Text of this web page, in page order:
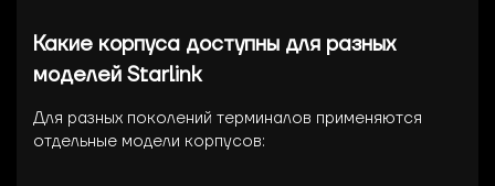
Какие корпуса доступны для разных
моделей Starlink
Для разных поколений терминалов применяются
отдельные модели корпусов: